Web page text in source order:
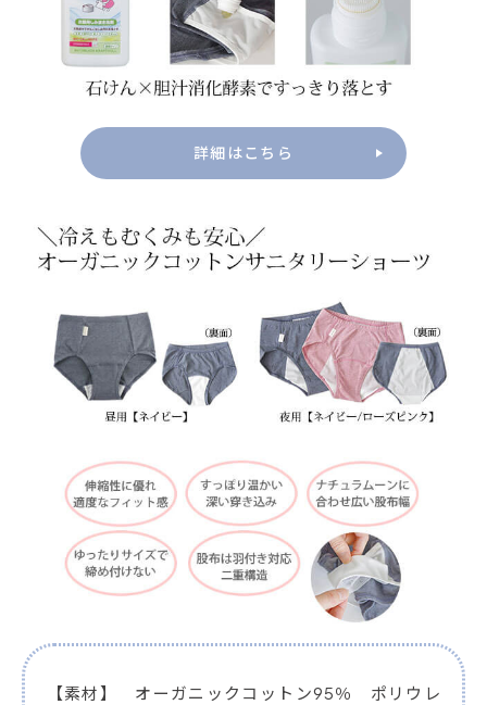
詳細はこちら
【素材】 オーガニックコットン95％ ポリウレ